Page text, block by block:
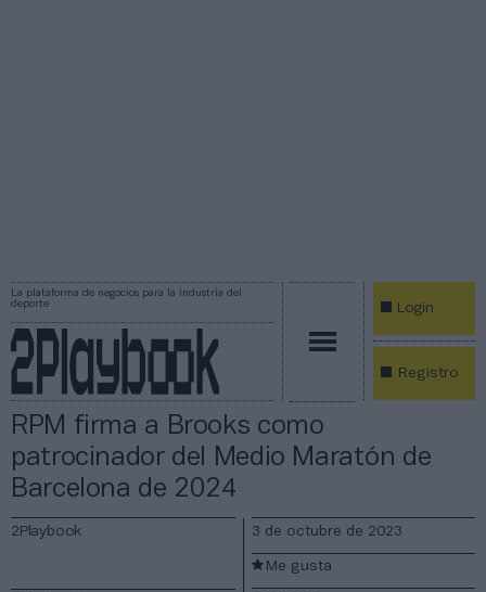
La plataforma de negocios para la industria del
deporte
Login
Registro
RPM firma a Brooks como
patrocinador del Medio Maratón de
Barcelona de 2024
2Playbook 3 de octubre de 2023
Me gusta